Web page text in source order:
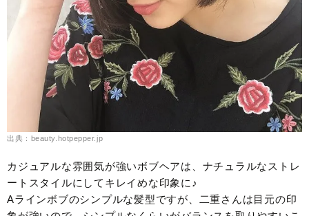
出典：beauty.hotpepper.jp
カジュアルな雰囲気が強いボブヘアは、ナチュラルなストレ
ートスタイルにしてキレイめな印象に♪
Aラインボブのシンプルな髪型ですが、二重さんは目元の印